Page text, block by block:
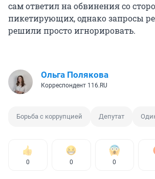
сам ответил на обвинения со
пикетирующих, однако запросы
решили просто игнорировать.
Ольга Полякова
Корреспондент 116.RU
Борьба с коррупцией Депутат
0 0 0